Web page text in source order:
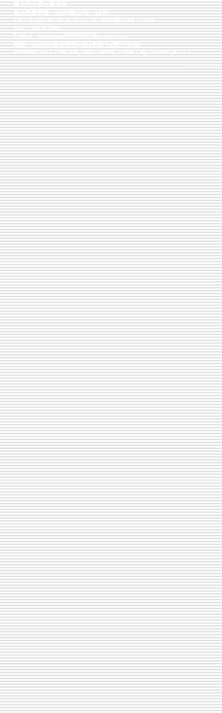
臺北市公務人員協會
臺北市民熱線：1999轉1048、1049
TEL：(02)8789-0625, (02)2720-8889轉1048、1049
FAX：2345-7893
E-Mail：taipeipsa87890625@gmail.com
地址：(11008)臺北市市府路1號地下2樓(中央區)
Address: No.1 Shifu Rd.,Xinyi District, Taipei City, Taiwan (R.O.C)
© 2022 臺北市公務人員協